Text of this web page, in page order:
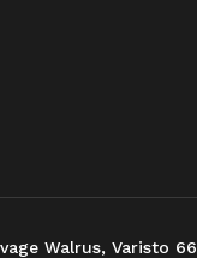
Walrus, Varisto 66